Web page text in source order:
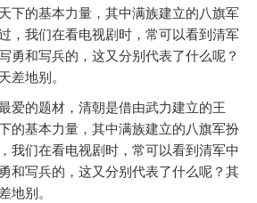
下的基本力量，其中满族建立的八旗军
，我们在看电视剧时，常可以看到清军
勇和写兵的，这又分别代表了什么呢？
差地别。
爱的题材，清朝是借由武力建立的王
的基本力量，其中满族建立的八旗军扮
我们在看电视剧时，常可以看到清军中
和写兵的，这又分别代表了什么呢？其
地别。